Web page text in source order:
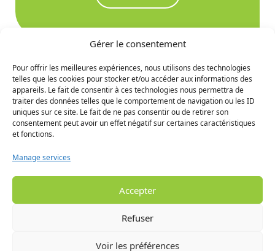
Gérer le consentement
Pour offrir les meilleures expériences, nous utilisons des technologies
telles que les cookies pour stocker et/ou accéder aux informations des
appareils. Le fait de consentir à ces technologies nous permettra de
traiter des données telles que le comportement de navigation ou les ID
uniques sur ce site. Le fait de ne pas consentir ou de retirer son
consentement peut avoir un effet négatif sur certaines caractéristiques
et fonctions.
Manage services
Accepter
Refuser
Voir les préférences
Don't miss out on the
upcoming news